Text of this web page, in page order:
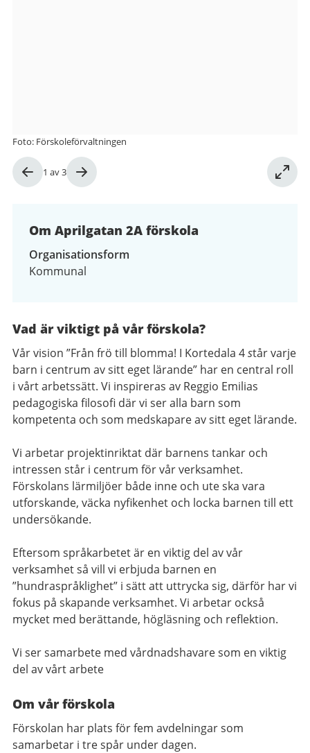
Bild
1 av3
Foto: Förskoleförvaltningen
Om Aprilgatan 2A förskola
Organisationsform
Kommunal
Vad är viktigt på vår förskola?
Vår vision ”Från frö till blomma! I Kortedala 4står varje
barn i centrum av sitt eget lärande” har en central roll
i vårt arbetssätt. Vi inspireras av Reggio Emilias
pedagogiska filosofi där vi ser alla barn som
kompetenta och som medskapare av sitt eget lärande.
Vi arbetar projektinriktat där barnens tankar och
intressen står i centrum för vår verksamhet.
Förskolans lärmiljöer både inne och ute ska vara
utforskande, väcka nyfikenhet och locka barnen till ett
undersökande.
Eftersom språkarbetet är en viktig del av vår
verksamhet så vill vi erbjuda barnen en
”hundraspråklighet” i sätt att uttrycka sig, därför har vi
fokus på skapande verksamhet. Vi arbetar också
mycket med berättande, högläsning och reflektion.
Vi ser samarbete med vårdnadshavare som en viktig
del av vårt arbete
Om vår förskola
Förskolan har plats för fem avdelningar som
samarbetar i tre spår under dagen.